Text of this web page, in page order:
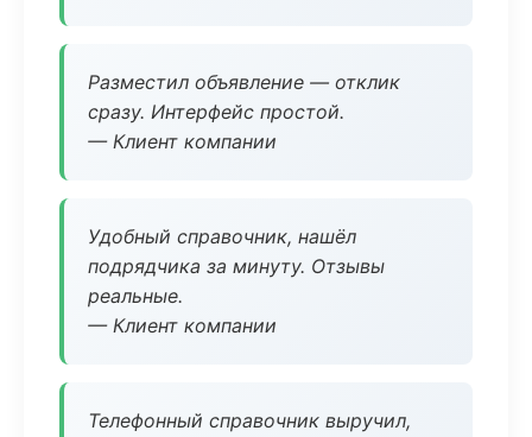
Разместил объявление — отклик
сразу. Интерфейс простой.
— Клиент компании
Удобный справочник, нашёл
подрядчика за минуту. Отзывы
реальные.
— Клиент компании
Телефонный справочник выручил,